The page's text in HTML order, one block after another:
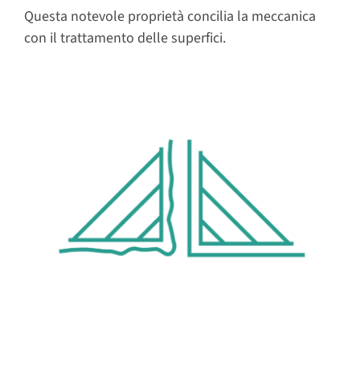
Questa notevole proprietà concilia la meccanica
con il trattamento delle superfici.